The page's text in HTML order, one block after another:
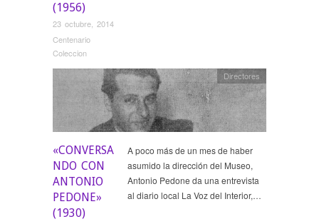
(1956)
23 octubre, 2014
Centenario
Coleccion
«CONVERSA
NDO CON
ANTONIO
PEDONE»
(1930)
Directores
A poco más de un mes de haber
asumido la dirección del Museo,
Antonio Pedone da una entrevista
al diario local La Voz del Interior,…